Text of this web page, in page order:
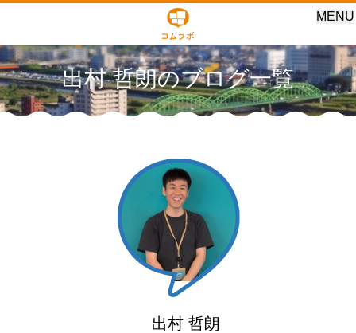
MENU
出村 哲朗のブログ一覧
出村 哲朗